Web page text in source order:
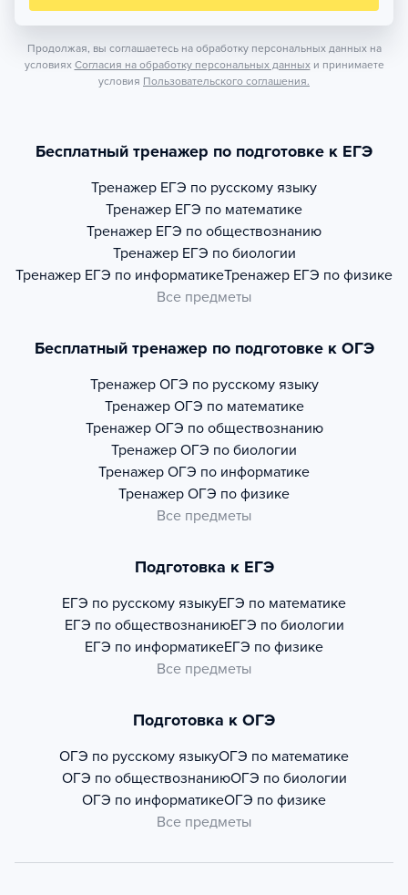
Продолжая, вы соглашаетесь на обработку персональных данных на
условиях Согласия на обработку персональных данных и принимаете
условия Пользовательского соглашения.
Бесплатный тренажер по подготовке к ЕГЭ
Тренажер ЕГЭ по русскому языку
Тренажер ЕГЭ по математике
Тренажер ЕГЭ по обществознанию
Тренажер ЕГЭ по биологии
Тренажер ЕГЭ по информатикеТренажер ЕГЭ по физике
Все предметы
Бесплатный тренажер по подготовке к ОГЭ
Тренажер ОГЭ по русскому языку
Тренажер ОГЭ по математике
Тренажер ОГЭ по обществознанию
Тренажер ОГЭ по биологии
Тренажер ОГЭ по информатике
Тренажер ОГЭ по физике
Все предметы
Подготовка к ЕГЭ
ЕГЭ по русскому языкуЕГЭ по математике
ЕГЭ по обществознаниюЕГЭ по биологии
ЕГЭ по информатикеЕГЭ по физике
Все предметы
Подготовка к ОГЭ
ОГЭ по русскому языкуОГЭ по математике
ОГЭ по обществознаниюОГЭ по биологии
ОГЭ по информатикеОГЭ по физике
Все предметы